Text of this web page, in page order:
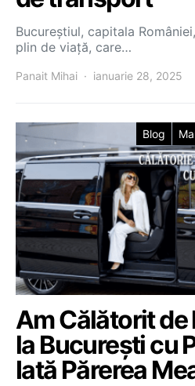
Bucureștiul, capitala
plin de viață, care…
Panait Mihai ianuarie 28, 2025
Blog
Am Călătorit
la București cu
Iată Părerea